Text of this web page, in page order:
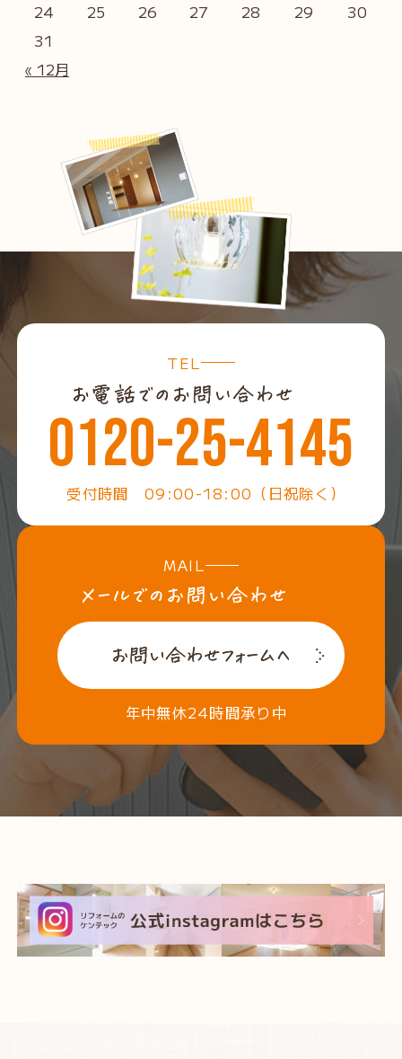
« 12月
24
25 26 27 28 29
30
31
TEL
0120-25-4145
受付時間 09:00-18:00（日祝除く）
MAIL
年中無休24時間承り中